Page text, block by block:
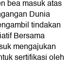
bea masuk atas
Dunia
tindakan
Bersama
mengajukan
sertifikasi oleh